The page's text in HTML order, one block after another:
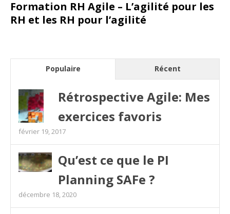
Formation RH Agile – L’agilité pour les
RH et les RH pour l’agilité
Populaire Récent
Rétrospective Agile: Mes
exercices favoris
février 19, 2017
Qu’est ce que le PI
Planning SAFe ?
décembre 18, 2020